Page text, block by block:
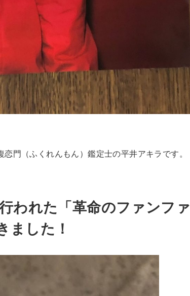
門（ふくれんもん）鑑定士の平井アキラです。
われた「革命のファンファ
ました！